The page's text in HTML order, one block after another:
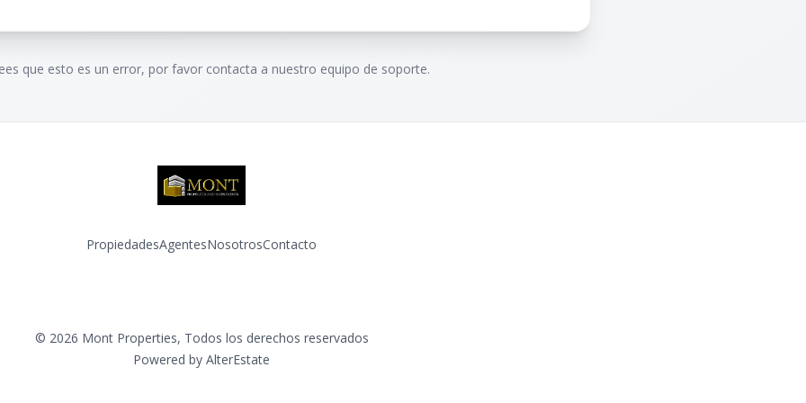
que esto es un error, por favor contacta a nuestro equipo de soporte.
PropiedadesAgentesNosotrosContacto
© 2026 Mont Properties, Todos los derechos reservados
Powered by AlterEstate